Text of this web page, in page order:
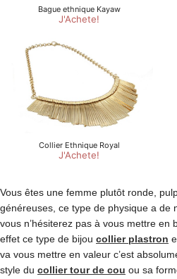
Vous êtes une femme plutôt ronde,
généreuses, ce type de physique a de
vous n’hésiterez pas à vous mettre en
effet ce type de bijou collier plastron
va vous mettre en valeur c’est
style du collier tour de cou ou sa